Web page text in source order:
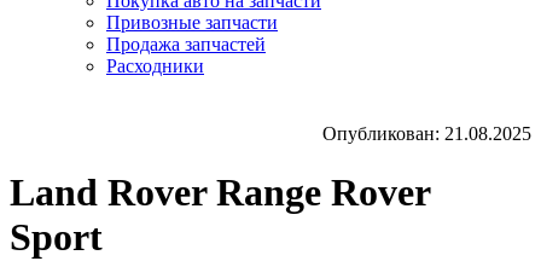
Привозные запчасти
Продажа запчастей
Расходники
Опубликован: 21.08.2025
Land Rover Range Rover
Sport